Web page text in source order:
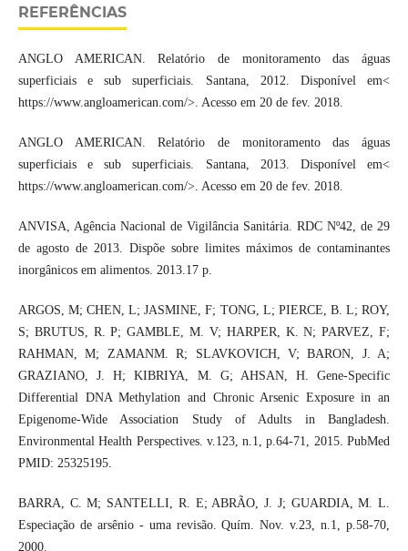
REFERÊNCIAS
ANGLO AMERICAN. Relatório de monitoramento das águas
superficiais e sub superficiais. Santana, 2012. Disponível em<
https://www.angloamerican.com/>. Acesso em 20 de fev. 2018.
ANGLO AMERICAN. Relatório de monitoramento das águas
superficiais e sub superficiais. Santana, 2013. Disponível em<
https://www.angloamerican.com/>. Acesso em 20 de fev. 2018.
ANVISA, Agência Nacional de Vigilância Sanitária. RDC Nº42, de 29
de agosto de 2013. Dispõe sobre limites máximos de contaminantes
inorgânicos em alimentos. 2013.17 p.
ARGOS, M; CHEN, L; JASMINE, F; TONG, L; PIERCE, B. L; ROY,
S; BRUTUS, R. P; GAMBLE, M. V; HARPER, K. N; PARVEZ, F;
RAHMAN, M; ZAMANM. R; SLAVKOVICH, V; BARON, J. A;
GRAZIANO, J. H; KIBRIYA, M. G; AHSAN, H. Gene-Specific
Differential DNA Methylation and Chronic Arsenic Exposure in an
Epigenome-Wide Association Study of Adults in Bangladesh.
Environmental Health Perspectives. v.123, n.1, p.64-71, 2015. PubMed
PMID: 25325195.
BARRA, C. M; SANTELLI, R. E; ABRÃO, J. J; GUARDIA, M. L.
Especiação de arsênio - uma revisão. Quím. Nov. v.23, n.1, p.58-70,
2000.